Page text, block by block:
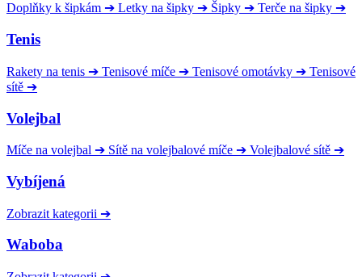
Doplňky k šipkám ➔ Letky na šipky ➔ Šipky ➔ Terče na šipky ➔
Tenis
Rakety na tenis ➔ Tenisové míče ➔ Tenisové omotávky ➔ Tenisové
sítě ➔
Volejbal
Míče na volejbal ➔ Sítě na volejbalové míče ➔ Volejbalové sítě ➔
Vybíjená
Zobrazit kategorii ➔
Waboba